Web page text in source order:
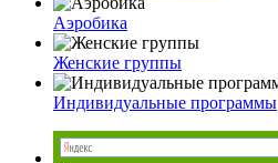
Аэробика
Женские группы
Индивидуальные программы